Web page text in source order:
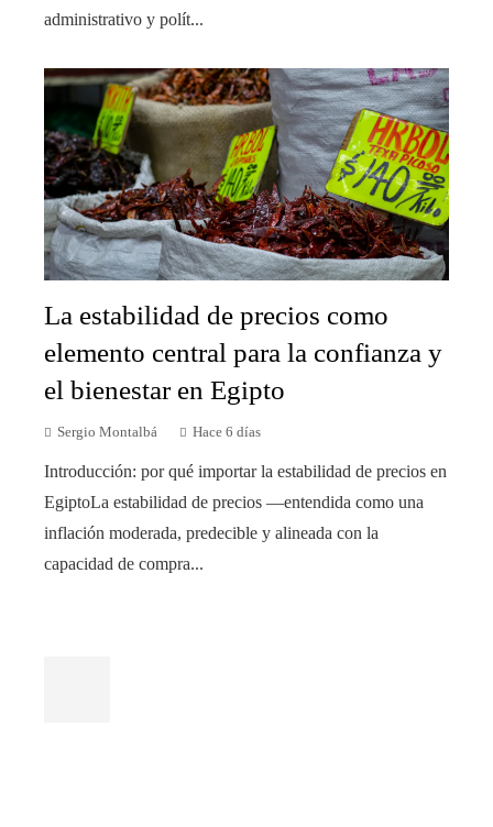
administrativo y polít...
La estabilidad de precios como
elemento central para la confianza y
el bienestar en Egipto
Sergio Montalbá Hace 6 días
Introducción: por qué importar la estabilidad de precios en
EgiptoLa estabilidad de precios —entendida como una
inflación moderada, predecible y alineada con la
capacidad de compra...